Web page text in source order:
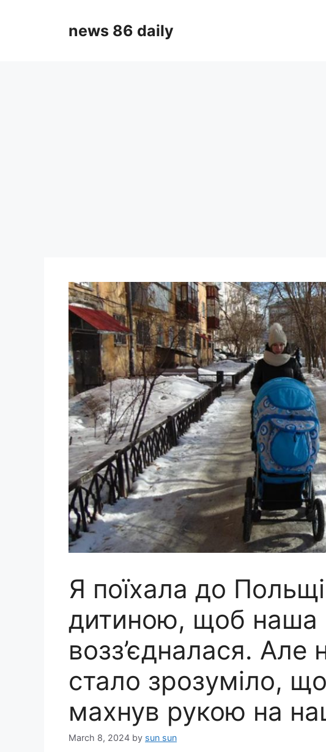
news 86 daily
Я поїхала до
дитиною, щоб наша
возз’єдналася. Але
стало зрозуміло,
махнув рукою на
March 8, 2024 by sun sun